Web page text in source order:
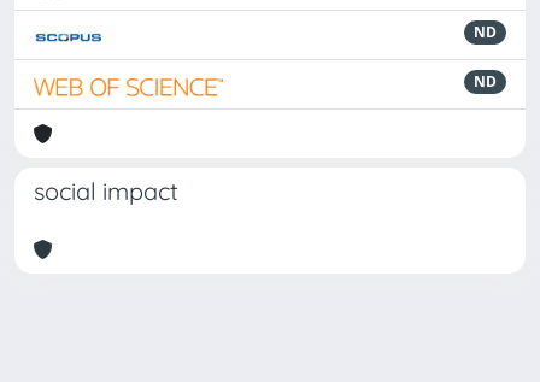
ND
ND
social impact